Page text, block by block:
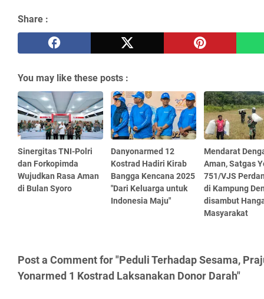
Share :
You may like these posts :
Sinergitas TNI-Polri
dan Forkopimda
Wujudkan Rasa Aman
di Bulan Syoro
Danyonarmed 12
Kostrad Hadiri Kirab
Bangga Kencana 2025
"Dari Keluarga untuk
Indonesia Maju"
Mendarat
Aman, Satgas
751/VJS
di Kampung
disambut
Masyarakat
Post a Comment for "Peduli Terhadap Sesama,
Yonarmed 1 Kostrad Laksanakan Donor Darah"